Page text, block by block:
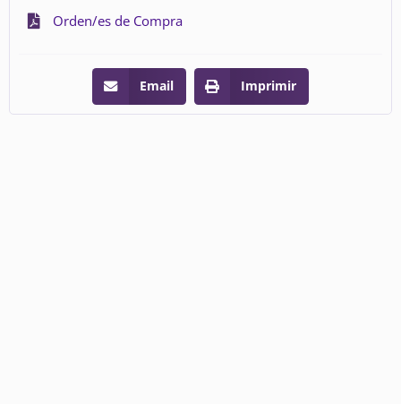
Orden/es de Compra
Email Imprimir